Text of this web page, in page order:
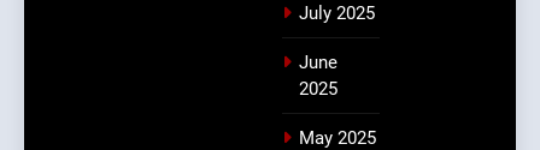
July 2025
June
2025
May 2025